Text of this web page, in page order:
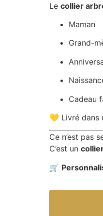
Le collier
Maman
Grand-
Cadeau
💛 Livré dans
Ce n’est pas
C’est un
🛒